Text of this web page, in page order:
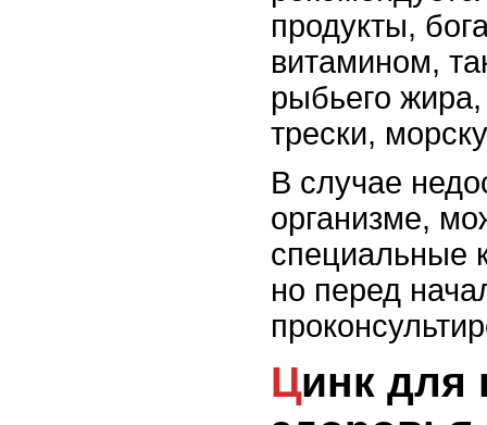
продукты,
витамином,
рыбьего
трески,
В случае
организме,
специальные
но перед
Цинк для поддержания